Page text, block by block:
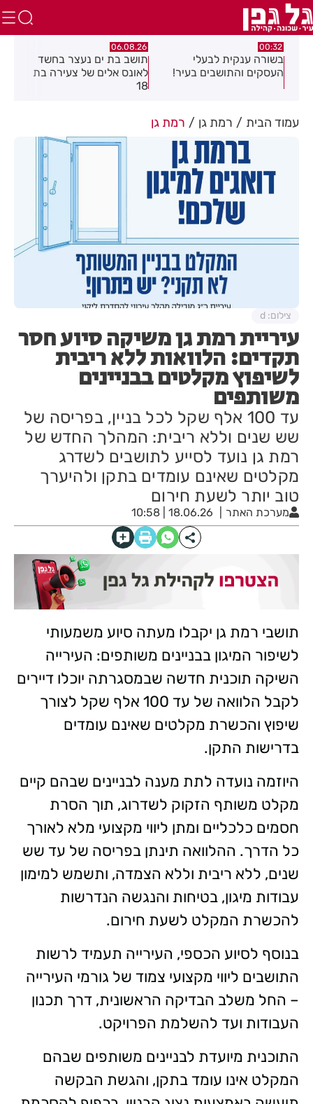
00:32
בשורה ענקית לבעלי
העסקים והתושבים בעיר!
06.08.26
תושב בת ים נעצר בחשד
לאונס אלים של צעירה בת
18
עמוד הבית רמת גן רמת גן
עיריית רמת גן משיקה סיוע חסר
תקדים: הלוואות ללא ריבית
לשיפוץ מקלטים בבניינים
משותפים
עד 100 אלף שקל לכל בניין, בפריסה של
שש שנים וללא ריבית: המהלך החדש של
רמת גן נועד לסייע לתושבים לשדרג
מקלטים שאינם עומדים בתקן ולהיערך
טוב יותר לשעת חירום
מערכת האתר 18.06.26 | 10:58
צילום: d
תושבי רמת גן יקבלו מעתה סיוע משמעותי
לשיפור המיגון בבניינים משותפים: העירייה
השיקה תוכנית חדשה שבמסגרתה יוכלו דיירים
לקבל הלוואה של עד 100 אלף שקל לצורך
שיפוץ והכשרת מקלטים שאינם עומדים
בדרישות התקן.
היוזמה נועדה לתת מענה לבניינים שבהם קיים
מקלט משותף הזקוק לשדרוג, תוך הסרת
חסמים כלכליים ומתן ליווי מקצועי מלא לאורך
כל הדרך. ההלוואה תינתן בפריסה של עד שש
שנים, ללא ריבית וללא הצמדה, ותשמש למימון
עבודות מיגון, בטיחות והנגשה הנדרשות
להכשרת המקלט לשעת חירום.
בנוסף לסיוע הכספי, העירייה תעמיד לרשות
התושבים ליווי מקצועי צמוד של גורמי העירייה
– החל משלב הבדיקה הראשונית, דרך תכנון
העבודות ועד להשלמת הפרויקט.
התוכנית מיועדת לבניינים משותפים שבהם
המקלט אינו עומד בתקן, והגשת הבקשה